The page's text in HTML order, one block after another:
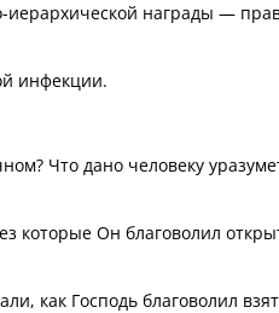
иерархической награды —
инфекции.
Что дано человеку
которые Он благоволил
как Господь благоволил